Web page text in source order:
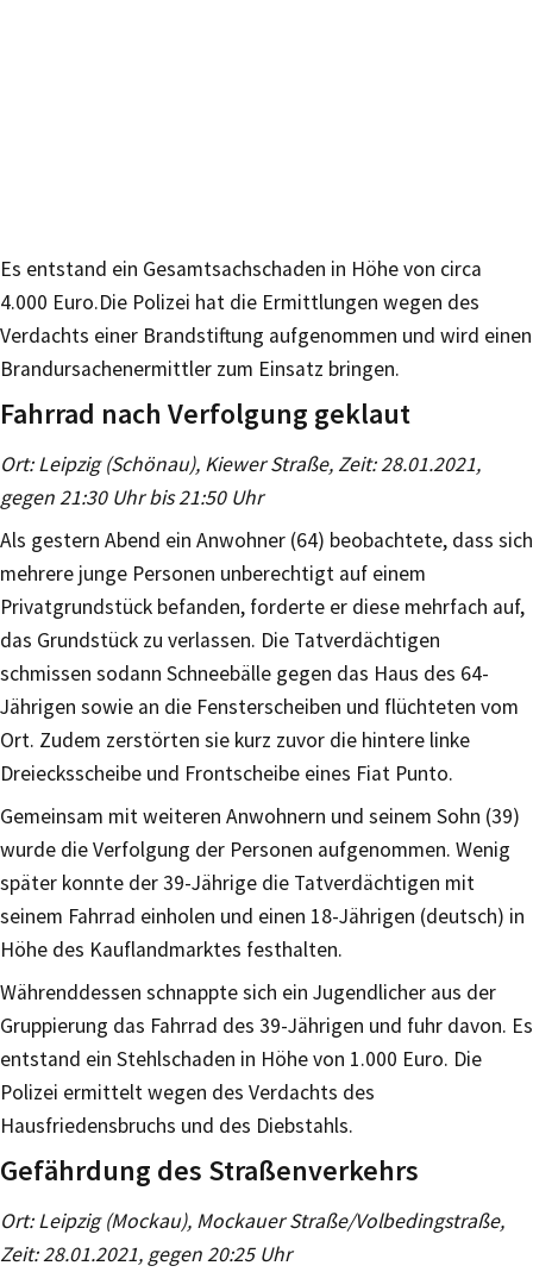
Es entstand ein Gesamtsachschaden in Höhe von circa
4.000 Euro.Die Polizei hat die Ermittlungen wegen des
Verdachts einer Brandstiftung aufgenommen und wird einen
Brandursachenermittler zum Einsatz bringen.
Fahrrad nach Verfolgung geklaut
Ort: Leipzig (Schönau), Kiewer Straße, Zeit: 28.01.2021,
gegen 21:30 Uhr bis 21:50 Uhr
Als gestern Abend ein Anwohner (64) beobachtete, dass sich
mehrere junge Personen unberechtigt auf einem
Privatgrundstück befanden, forderte er diese mehrfach auf,
das Grundstück zu verlassen. Die Tatverdächtigen
schmissen sodann Schneebälle gegen das Haus des 64-
Jährigen sowie an die Fensterscheiben und flüchteten vom
Ort. Zudem zerstörten sie kurz zuvor die hintere linke
Dreiecksscheibe und Frontscheibe eines Fiat Punto.
Gemeinsam mit weiteren Anwohnern und seinem Sohn (39)
wurde die Verfolgung der Personen aufgenommen. Wenig
später konnte der 39-Jährige die Tatverdächtigen mit
seinem Fahrrad einholen und einen 18-Jährigen (deutsch) in
Höhe des Kauflandmarktes festhalten.
Währenddessen schnappte sich ein Jugendlicher aus der
Gruppierung das Fahrrad des 39-Jährigen und fuhr davon. Es
entstand ein Stehlschaden in Höhe von 1.000 Euro. Die
Polizei ermittelt wegen des Verdachts des
Hausfriedensbruchs und des Diebstahls.
Gefährdung des Straßenverkehrs
Ort: Leipzig (Mockau), Mockauer Straße/Volbedingstraße,
Zeit: 28.01.2021, gegen 20:25 Uhr